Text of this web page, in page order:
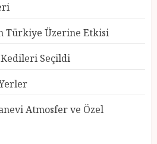
Türkiye Üzerine Etkisi
Seçildi
Atmosfer ve Özel
En Güzel Kedileri